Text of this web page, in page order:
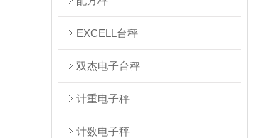
EXCELL台秤
双杰电子台秤
计重电子秤
计数电子秤